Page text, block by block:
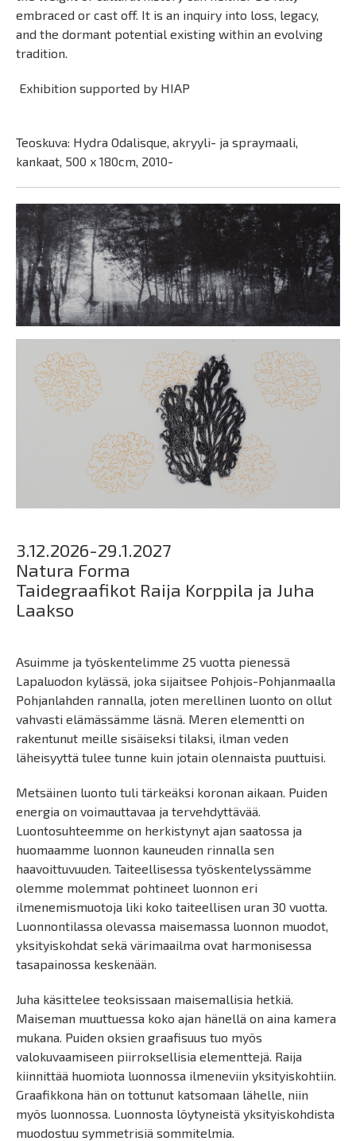
embraced or cast off. It is an inquiry into loss, legacy,
and the dormant potential existing within an evolving
tradition.
Exhibition supported by HIAP
Teoskuva: Hydra Odalisque, akryyli- ja spraymaali,
kankaat, 500 x 180cm, 2010-
3.12.2026-29.1.2027
Natura Forma
Taidegraafikot Raija Korppila ja Juha
Laakso
Asuimme ja työskentelimme 25 vuotta pienessä
Lapaluodon kylässä, joka sijaitsee Pohjois-Pohjanmaalla
Pohjanlahden rannalla, joten merellinen luonto on ollut
vahvasti elämässämme läsnä. Meren elementti on
rakentunut meille sisäiseksi tilaksi, ilman veden
läheisyyttä tulee tunne kuin jotain olennaista puuttuisi.
Metsäinen luonto tuli tärkeäksi koronan aikaan. Puiden
energia on voimauttavaa ja tervehdyttävää.
Luontosuhteemme on herkistynyt ajan saatossa ja
huomaamme luonnon kauneuden rinnalla sen
haavoittuvuuden. Taiteellisessa työskentelyssämme
olemme molemmat pohtineet luonnon eri
ilmenemismuotoja liki koko taiteellisen uran 30 vuotta.
Luonnontilassa olevassa maisemassa luonnon muodot,
yksityiskohdat sekä värimaailma ovat harmonisessa
tasapainossa keskenään.
Juha käsittelee teoksissaan maisemallisia hetkiä.
Maiseman muuttuessa koko ajan hänellä on aina kamera
mukana. Puiden oksien graafisuus tuo myös
valokuvaamiseen piirroksellisia elementtejä. Raija
kiinnittää huomiota luonnossa ilmeneviin yksityiskohtiin.
Graafikkona hän on tottunut katsomaan lähelle, niin
myös luonnossa. Luonnosta löytyneistä yksityiskohdista
muodostuu symmetrisiä sommitelmia.